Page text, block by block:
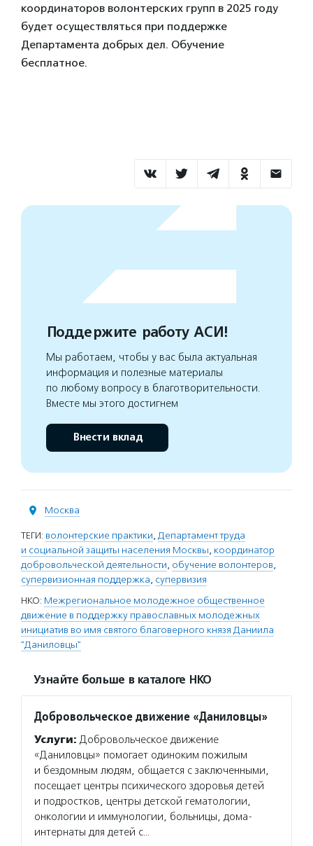
координаторов волонтерских групп в 2025 году
будет осуществляться при поддержке
Департамента добрых дел. Обучение
бесплатное.
Поддержите работу АСИ!
Мы работаем, чтобы у вас была актуальная
информация и полезные материалы
по любому вопросу в благотворительности.
Вместе мы этого достигнем
Внести вклад
Москва
ТЕГИ: волонтерские практики, Департамент труда
и социальной защиты населения Москвы, координатор
добровольческой деятельности, обучение волонтеров,
супервизионная поддержка, супервизия
НКО: Межрегиональное молодежное общественное
движение в поддержку православных молодежных
инициатив во имя святого благоверного князя Даниила
"Даниловцы"
Узнайте больше в каталоге НКО
Добровольческое движение «Даниловцы»
Услуги: Добровольческое движение
«Даниловцы» помогает одиноким пожилым
и бездомным людям, общается с заключенными,
посещает центры психического здоровья детей
и подростков, центры детской гематологии,
онкологии и иммунологии, больницы, дома-
интернаты для детей с…